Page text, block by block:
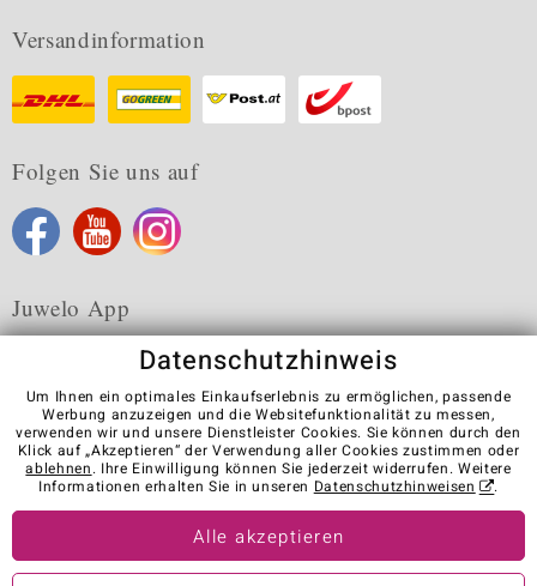
Versandinformation
Folgen Sie uns auf
Juwelo App
Karriere AGB Datenschutz Cookies
Impressum
Kontakt
Vertrag widerrufen
Visit our stores in other countries:
Datenschutzhinweis
Um Ihnen ein optimales Einkaufserlebnis zu ermöglichen, passende
Werbung anzuzeigen und die Websitefunktionalität zu messen,
verwenden wir und unsere Dienstleister Cookies. Sie können durch den
Klick auf „Akzeptieren“ der Verwendung aller Cookies zustimmen oder
ablehnen. Ihre Einwilligung können Sie jederzeit widerrufen. Weitere
Informationen erhalten Sie in unseren Datenschutzhinweisen .
Alle akzeptieren